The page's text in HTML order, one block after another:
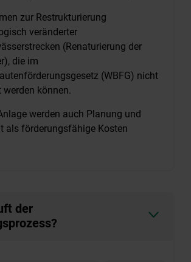
zur Restrukturierung
veränderter
(Renaturierung der
die im
(WBFG) nicht
werden können.
werden auch Planung und
als förderungsfähige Kosten
der